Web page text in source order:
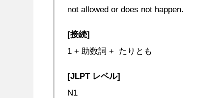
not allowed or does not happen.
[接続]
1 + 助数詞 + たりとも
[JLPT レベル]
N1